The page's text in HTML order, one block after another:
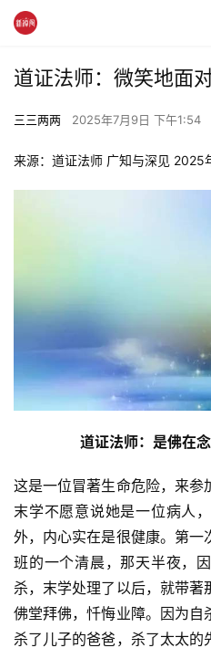
道证法师：微笑地面
三三两两 2025年7月9日 下午1:54
来源：道证法师 广知与深见 2025
道证法师：是佛在
这是一位冒著生命危险，来参
末学不愿意说她是一位病人
外，内心实在是很健康。第一
班的一个清晨，那天半夜，
杀，末学处理了以后，就带
佛堂拜佛，忏悔业障。因为自
杀了儿子的爸爸，杀了太太